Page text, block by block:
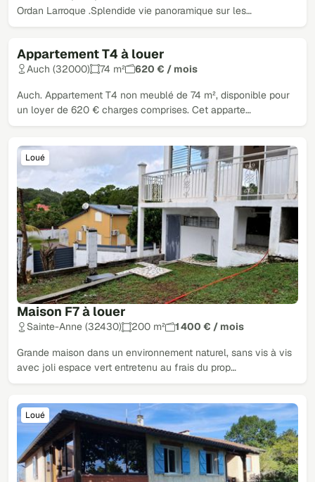
Ordan Larroque .Splendide vie panoramique sur les…
Appartement T4 à louer
Loué
Auch (32000) 74 m² 620 € / mois
Auch. Appartement T4 non meublé de 74 m², disponible pour
un loyer de 620 € charges comprises. Cet apparte…
Maison F7 à louer
Loué
Sainte-Anne (32430) 200 m² 1 400 € / mois
Grande maison dans un environnement naturel, sans vis à vis
avec joli espace vert entretenu au frais du prop…
Loué